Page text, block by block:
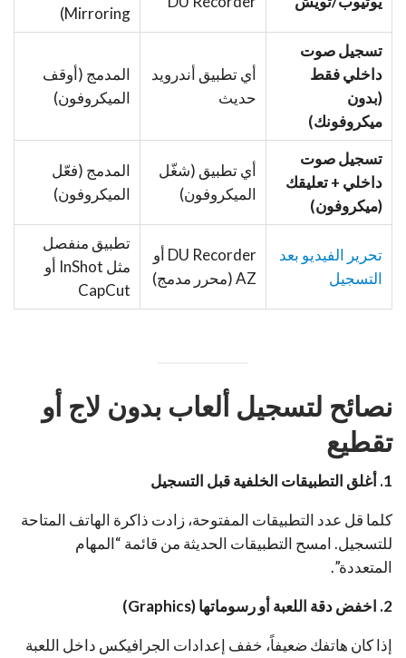
Mirroring)
تسجيل صوت
داخلي فقط
(بدون
ميكروفونك)
أي تطبيق أندرويد
حديث
المدمج (أوقف
الميكروفون)
تسجيل صوت
داخلي + تعليقك
(ميكروفون)
أي تطبيق (شغّل
الميكروفون)
المدمج (فعّل
الميكروفون)
تحرير الفيديو بعد
التسجيل
DU Recorder أو
AZ (محرر مدمج)
تطبيق منفصل
مثل InShot أو
CapCut
نصائح لتسجيل ألعاب بدون لاج أو
تقطيع
1. أغلق التطبيقات الخلفية قبل التسجيل
كلما قل عدد التطبيقات المفتوحة، زادت ذاكرة الهاتف المتاحة
للتسجيل. امسح التطبيقات الحديثة من قائمة “المهام
المتعددة”.
2. اخفض دقة اللعبة أو رسوماتها (Graphics)
إذا كان هاتفك ضعيفاً، خفف إعدادات الجرافيكس داخل اللعبة